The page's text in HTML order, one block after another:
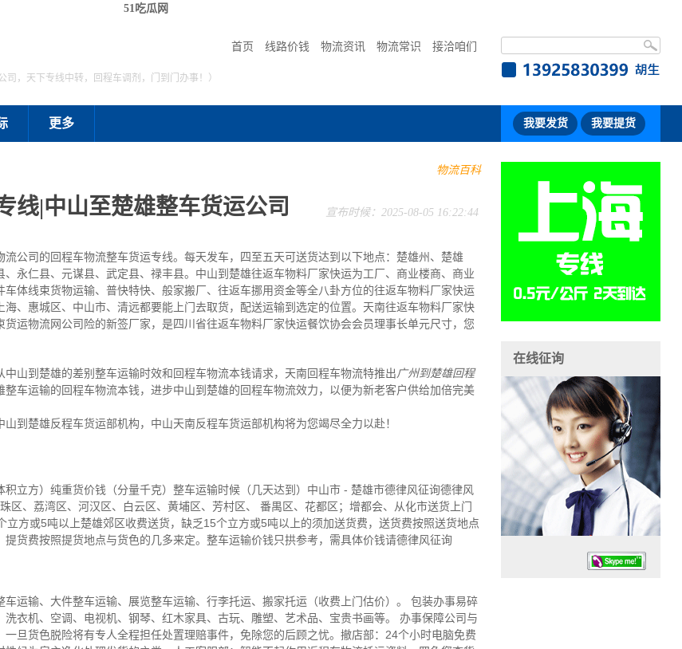
51吃瓜网
首页 线路价钱 物流资讯 物流常识 接洽咱们
司，天下专线中转，回程车调剂，门到门办事！）
更多 我要发货 我要提货
物流百科
线|中山至楚雄整车货运公司 宣布时候：2025-08-05 16:22:44
流公司的回程车物流整车货运专线。每天发车，四至五天可送货达到以下地点：楚雄州、楚雄
永仁县、元谋县、武定县、禄丰县。中山到楚雄往返车物料厂家快运为工厂、商业楼商、商业
体线束货物运输、普快特快、般家搬厂、往返车挪用资金等全八卦方位的往返车物料厂家快运
、惠城区、中山市、清远都要能上门去取货，配送运输到选定的位置。天南往返车物料厂家快
运物流网公司险的新签厂家，是四川省往返车物料厂家快运餐饮协会会员理事长单元尺寸，您
山到楚雄的差别整车运输时效和回程车物流本钱请求，天南回程车物流特推出广州到楚雄回程
整车运输的回程车物流本钱，进步中山到楚雄的回程车物流效力，以便为新老客户供给加倍完美
到楚雄反程车货运部机构，中山天南反程车货运部机构将为您竭尽全力以赴！
立方）纯重货价钱（分量千克）整车运输时候（几天达到）中山市 - 楚雄市德律风征询德律风
区、荔湾区、河汉区、白云区、黄埔区、芳村区、 番禺区、花都区；增都会、从化市送货上门
方或5吨以上楚雄郊区收费送货，缺乏15个立方或5吨以上的须加送货费，送货费按照送货地点
货费按照提货地点与货色的几多来定。整车运输价钱只拱参考，需具体价钱请德律风征询
运输、大件整车运输、展览整车运输、行李托运、搬家托运（收费上门估价）。 包装办事易碎
衣机、空调、电视机、钢琴、红木家具、古玩、雕塑、艺术品、宝贵书画等。 办事保障公司与
旦货色脱险将有专人全程担任处置理赔事件，免除您的后顾之忧。撤店部：24个小时电脑免费
在线征询